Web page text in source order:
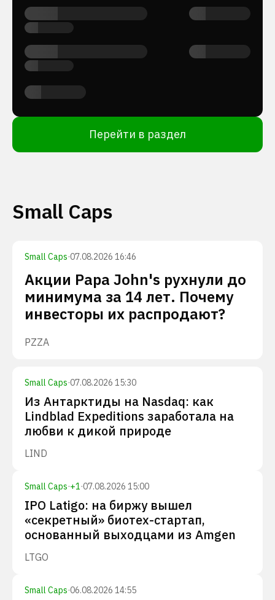
Перейти в раздел
Small Caps
Small Caps·07.08.2026 16:46
Акции Papa John's рухнули до
минимума за 14 лет. Почему
инвесторы их распродают?
PZZA
Small Caps·07.08.2026 15:30
Из Антарктиды на Nasdaq: как
Lindblad Expeditions заработала на
любви к дикой природе
LIND
Small Caps·+1·07.08.2026 15:00
IPO Latigo: на биржу вышел
«секретный» биотех-стартап,
основанный выходцами из Amgen
LTGO
Small Caps·06.08.2026 14:55